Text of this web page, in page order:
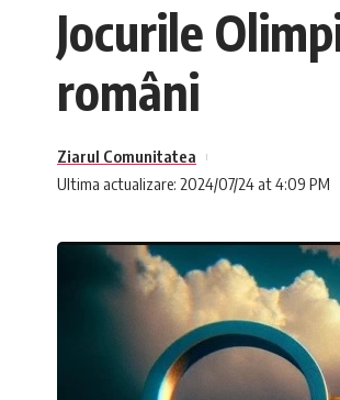
Jocurile
români
Ultima actualizare: 2024/07/24 at 4:09 PM
Ziarul Comunitatea